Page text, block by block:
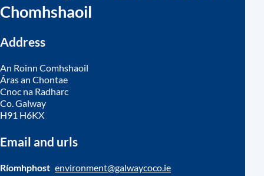
Chomhshaoil
Address
An Roinn Comhshaoil
Áras an Chontae
Cnoc na Radharc
Co. Galway
H91 H6KX
Email and urls
Ríomhphost environment@galwaycoco.ie